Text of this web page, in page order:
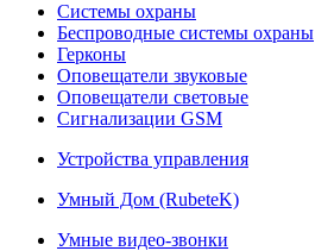
Системы охраны
Беспроводные системы охраны
Герконы
Оповещатели звуковые
Оповещатели световые
Сигнализации GSM
Устройства управления
Умный Дом (RubeteK)
Умные видео-звонки